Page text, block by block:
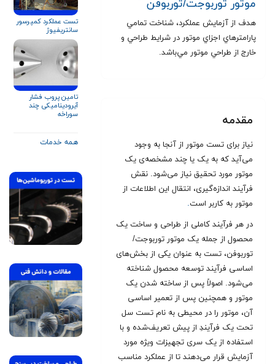
موتور توربوجت/توربوفن
هدف از آزمايش عملکرد، شناخت تمامي
پارامترهاي اجزاي موتور در شرايط طراحي و
خارج از طراحي موتور مي‌باشد.
مقدمه
نیاز برای تست موتور از آنجا به وجود
می‌آید که به یک یا چند مشخصه‌ی یک
موتور مورد تحقیق نیاز می‌شود. نقش
فرآیند اندازه‌گیری، انتقال این اطلاعات از
موتور به کاربر است.
در هر فرآیند کاملی از طراحی و ساخت یک
محصول از جمله یک موتور توربوجت/
توربوفن، تست به عنوان یکی از بخش‌های
اساسی فرآیند توسعه محصول شناخته
می‌شود. اصولاً پس از ساخته شدن یک
موتور و همچنین پس از تعمیر اساسی
آن، موتور را در محیطی به نام تست سل
تحت یک فرآیندِ از پیش تعریف‌شده و با
استفاده از یک سری تجهیزات ویژه مورد
آزمایش قرار می‌دهند تا از عملکرد مناسب
تست عملکرد کمپرسور
سانتریفیوژ
تامین پروب فشار
آیرودینامیکی چند
سوراخه
همه خدمات